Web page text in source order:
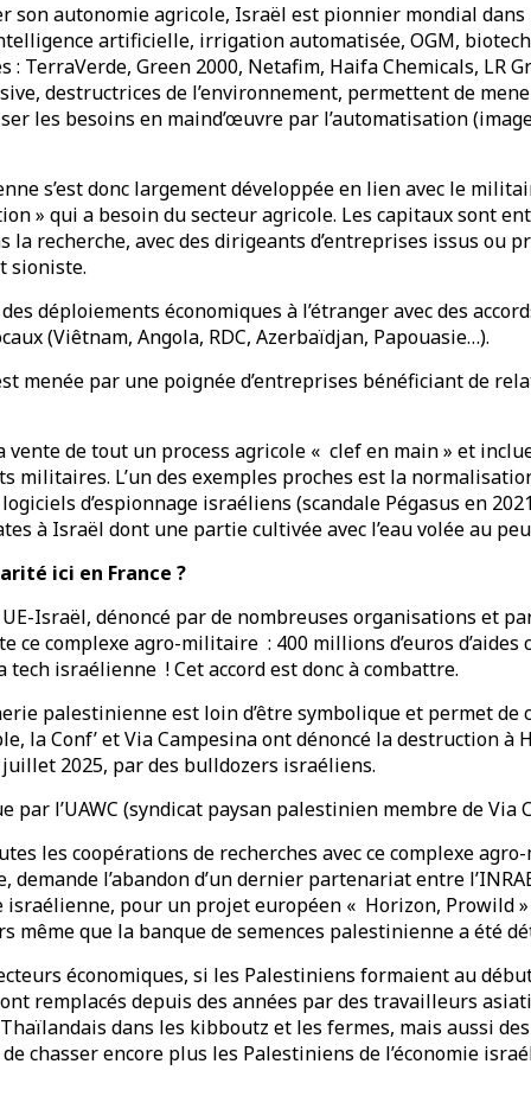
son autonomie agricole, Israël est pionnier mondial
artificielle, irrigation automatisée, OGM,
TerraVerde, Green 2000, Netafim, Haifa Chemicals, LR
destructrices de l’environnement, permettent de
les besoins en maind’œuvre par l’automatisation
s’est donc largement développée en lien avec le
» qui a besoin du secteur agricole. Les capitaux sont
la recherche, avec des dirigeants d’entreprises issus ou
sioniste.
déploiements économiques à l’étranger avec des
(Viêtnam, Angola, RDC, Azerbaïdjan, Papouasie…).
menée par une poignée d’entreprises bénéficiant de
vente de tout un process agricole « clef en main » et
militaires. L’un des exemples proches est la
d’espionnage israéliens (scandale Pégasus en
à Israël dont une partie cultivée avec l’eau volée au
ici en France ?
UE-Israël, dénoncé par de nombreuses organisations et
ce complexe agro-militaire : 400 millions d’euros
tech israélienne ! Cet accord est donc à combattre.
palestinienne est loin d’être symbolique et permet de
la Conf’ et Via Campesina ont dénoncé la destruction à
juillet 2025, par des bulldozers israéliens.
par l’UAWC (syndicat paysan palestinien membre de Via
les coopérations de recherches avec ce complexe
demande l’abandon d’un dernier partenariat entre
israélienne, pour un projet européen « Horizon, Prowild
même que la banque de semences palestinienne a été
économiques, si les Palestiniens formaient au
remplacés depuis des années par des travailleurs
dans les kibboutz et les fermes, mais aussi
chasser encore plus les Palestiniens de l’économie